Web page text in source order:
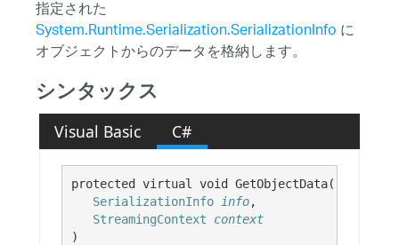
指定された
System.Runtime.Serialization.SerializationInfoに
オブジェクトからのデータを格納します。
シンタックス
Visual Basic C#
protected virtual void GetObjectData(
SerializationInfo
info,
StreamingContext
context
)